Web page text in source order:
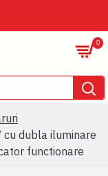
0
dubla iluminare
functionare